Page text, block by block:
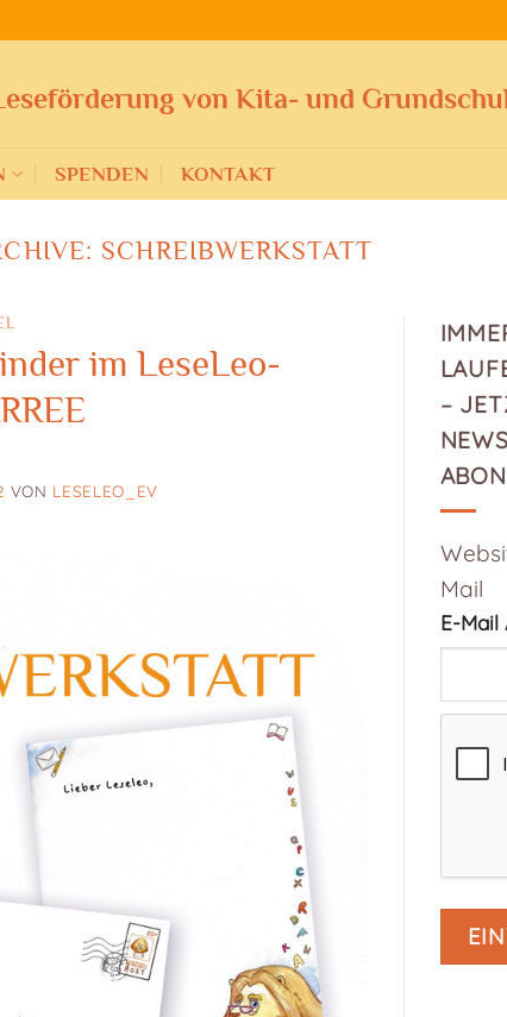
von Kita- und
SPENDEN KONTAKT
SCHREIBWERKSTATT
im LeseLeo-
VON LESELEO_EV
–
Mail
E-Mail